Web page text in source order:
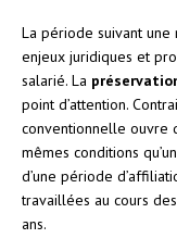
La période suivant
enjeux juridiques et
salarié. La
point d’attention.
conventionnelle ouvre
mêmes conditions
d’une période
travaillées au cours
ans.